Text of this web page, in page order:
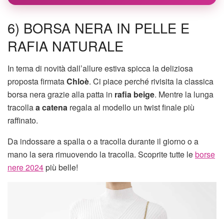
6) BORSA NERA IN PELLE E
RAFIA NATURALE
In tema di novità dall’allure estiva spicca la deliziosa
proposta firmataChloè. Ci piace perché rivisita la classica
borsa nera grazie alla patta in rafia beige. Mentre la lunga
tracollaa catena regala al modello un twist finale più
raffinato.
Da indossare a spalla o a tracolla durante il giorno o a
mano la sera rimuovendo la tracolla. Scoprite tutte leborse
nere 2024più belle!